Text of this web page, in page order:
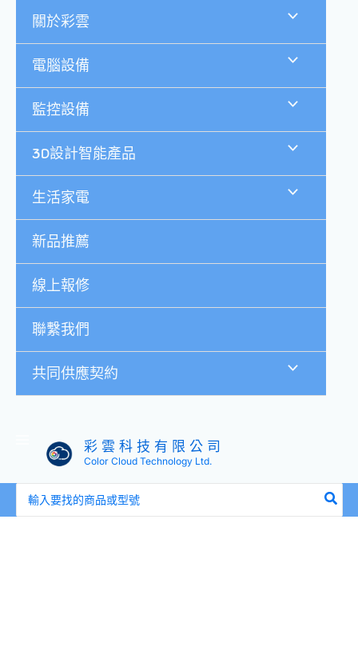
關於彩雲
電腦設備
監控設備
3D設計智能產品
生活家電
新品推薦
線上報修
聯繫我們
共同供應契約
彩 雲 科 技 有 限 公 司
Color Cloud Technology Ltd.
尋：